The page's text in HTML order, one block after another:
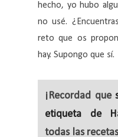
hecho, yo hubo
no usé.
reto que os
hay. Supongo que sí.
¡Recordad que
etiqueta de
todas las